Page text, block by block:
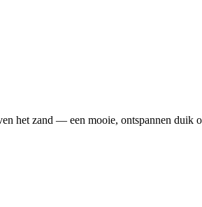
het zand — een mooie, ontspannen duik